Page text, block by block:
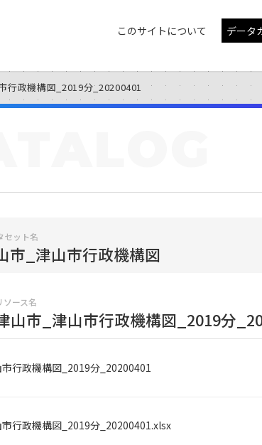
このサイトについて データ
行政機構図_2019分_20200401
セット名
市_津山市行政機構図
ソース名
山市_津山市行政機構図_2019分
行政機構図_2019分_20200401
行政機構図_2019分_20200401.xlsx